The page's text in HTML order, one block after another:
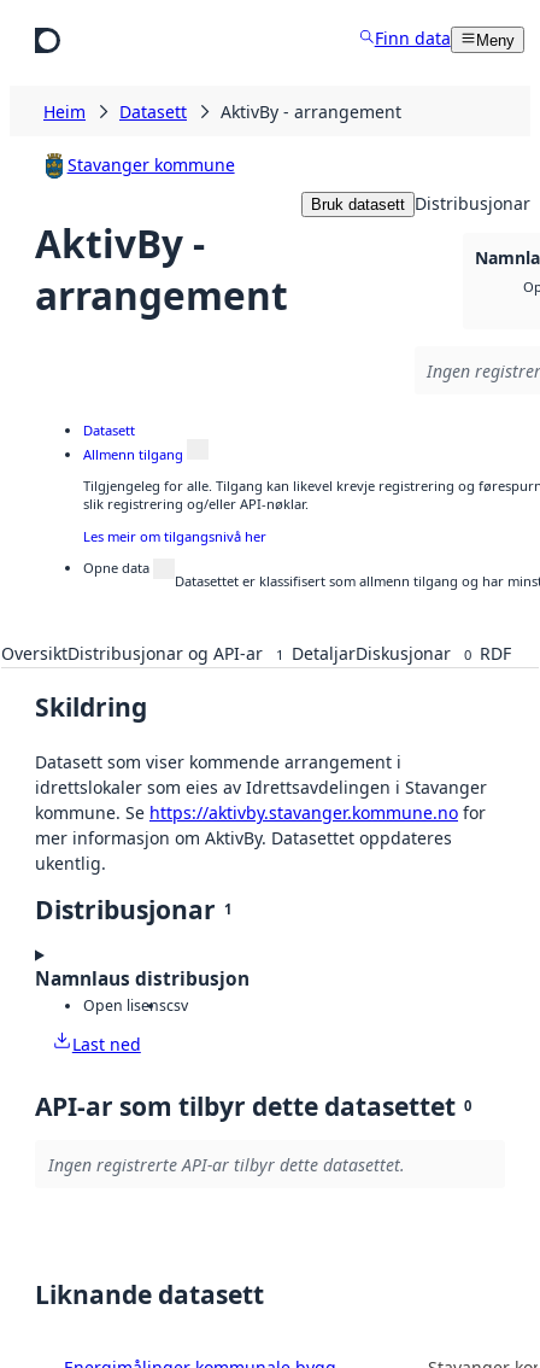
Finn data Meny
Heim Datasett AktivBy - arrangement
Stavanger kommune
AktivBy -
arrangement
Bruk datasett Distribusjonar
Ingen
Datasett
Allmenn tilgang
Tilgjengeleg for alle. Tilgang kan likevel krevje registrering og
slik registrering og/eller API-nøklar.
Les meir om tilgangsnivå her
Opne data
Datasettet er klassifisert som allmenn tilgang og har
OversiktDistribusjonar og API-ar 1 DetaljarDiskusjonar 0 RDF
Skildring
Datasett som viser kommende arrangement i
idrettslokaler som eies av Idrettsavdelingen i Stavanger
kommune. Se https://aktivby.stavanger.kommune.no for
mer informasjon om AktivBy. Datasettet oppdateres
ukentlig.
Distribusjonar 1
Namnlaus distribusjon
Open lisenscsv
Last ned
API-ar som tilbyr dette datasettet 0
Ingen registrerte API-ar tilbyr dette datasettet.
Liknande datasett